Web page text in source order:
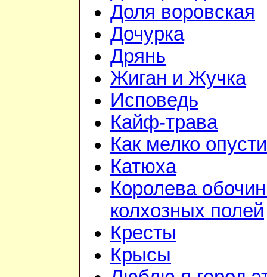
Доля воровская
Дочурка
Дрянь
Жиган и Жучка
Исповедь
Кайф-трава
Как мелко
Катюха
Королева
колхозных полей
Кресты
Крысы